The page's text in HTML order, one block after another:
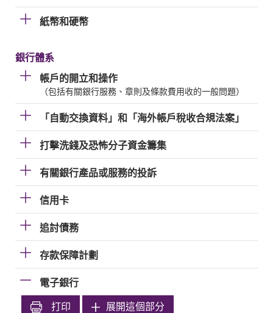
紙幣和硬幣
銀行體系
帳戶的開立和操作
（包括有關銀行服務、章則及條款費用收的一般問題）
「自動交換資料」和「海外帳戶稅收合規法案」
打擊洗錢及恐怖分子資金籌集
有關銀行產品或服務的投訴
信用卡
追討債務
存款保障計劃
電子銀行
打印 展開這個部分